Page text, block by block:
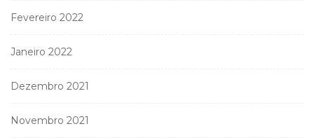
Fevereiro 2022
Janeiro 2022
Dezembro 2021
Novembro 2021